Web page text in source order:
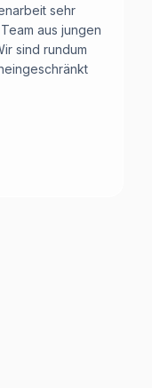
sehr
aus jungen
sind rundum